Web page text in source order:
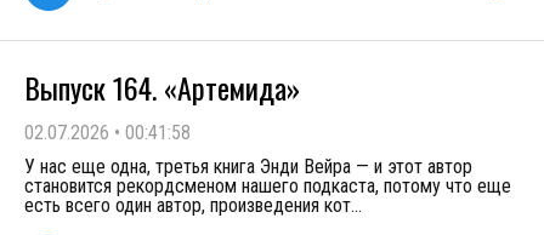
Выпуск 164. «Артемида»
02.07.2026 • 00:41:58
У нас еще одна, третья книга Энди Вейра — и этот автор
становится рекордсменом нашего подкаста, потому что еще
есть всего один автор, произведения кот...